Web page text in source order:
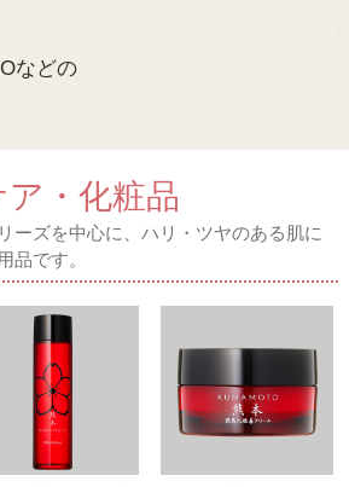
などの
・化粧品
ーズを中心に、ハリ・ツヤのある肌に
品です。